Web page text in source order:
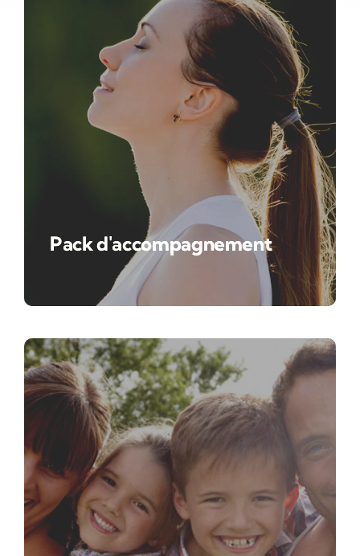
Pack d'accompagnement